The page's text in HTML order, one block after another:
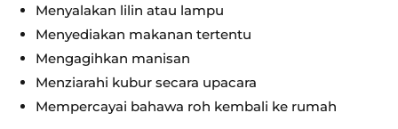
Menyalakan lilin atau lampu
Menyediakan makanan tertentu
Mengagihkan manisan
Menziarahi kubur secara upacara
Mempercayai bahawa roh kembali ke rumah